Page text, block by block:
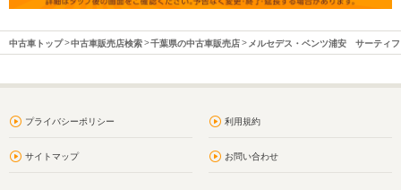
中古車トップ 中古車販売店検索 千葉県の中古車販売店 メルセデス・ベンツ浦安 サーティ
プライバシーポリシー 利用規約
サイトマップ お問い合わせ